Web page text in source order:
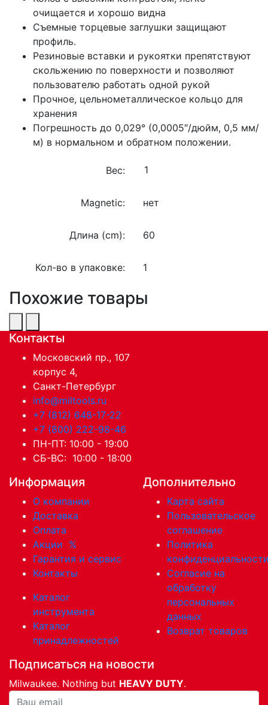
очищается и хорошо видна
Съемные торцевые заглушки защищают
профиль.
Резиновые вставки и рукоятки препятствуют
скольжению по поверхности и позволяют
пользователю работать одной рукой
Прочное, цельнометаллическое кольцо для
хранения
Погрешность до 0,029° (0,0005″/дюйм, 0,5 мм/
м) в нормальном и обратном положении.
Вес:
Magnetic: нет
Длина (cm): 60
Кол-во в упаковке: 1
Похожие товары
Контакты
Московский пр., 107
корпус 4,
Санкт-Петербург
info@miltools.ru
+7 (812) 648-17-22
+7 (800) 222-98-46
ПН-ПТ: 10:00 - 19:00
СБ-ВС: 10:00 - 18:00
Информация
О компании
Доставка
Оплата
Акции %
Гарантия и сервис
Контакты
Каталог
инструмента
Каталог
принадлежностей
Дополнительно
Карта сайта
Пользовательское
соглашение
Политика
Согласие на
обработку
персональных
данных
Возврат товаров
Подписаться на новости
Milwaukee. Nothing but HEAVY DUTY.
Ваша почта